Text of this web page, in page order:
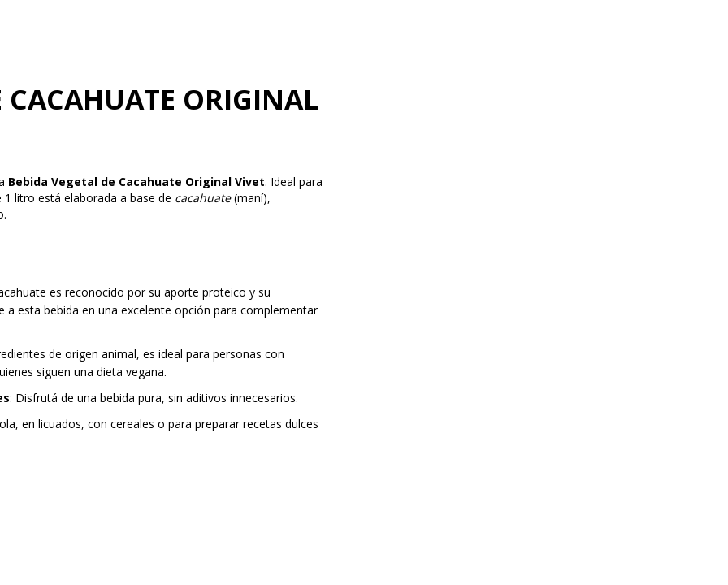
CACAHUATE ORIGINAL
Bebida Vegetal de Cacahuate Original Vivet. Ideal para
litro está elaborada a base de cacahuate(maní),
es reconocido por su aporte proteico y su
a esta bebida en una excelente opción para complementar
de origen animal, es ideal para personas con
siguen una dieta vegana.
: Disfrutá de una bebida pura, sin aditivos innecesarios.
en licuados, con cereales o para preparar recetas dulces